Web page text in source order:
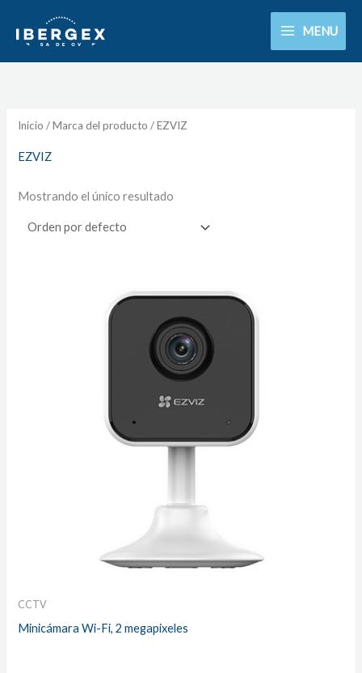
MENU
Inicio / Marca del producto / EZVIZ
EZVIZ
Mostrando el único resultado
CCTV
Minicámara Wi-Fi, 2 megapixeles